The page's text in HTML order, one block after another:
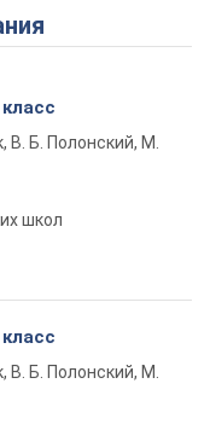
Video
В. Б. Полонский, М.
школ
В. Б. Полонский, М.